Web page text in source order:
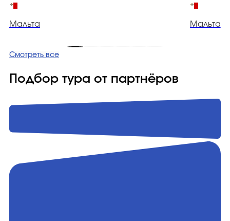
Мальта Мальта
Смотреть все
Подбор тура от партнёров